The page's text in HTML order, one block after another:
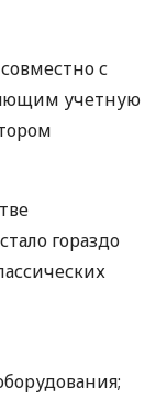
с
учетную
гораздо